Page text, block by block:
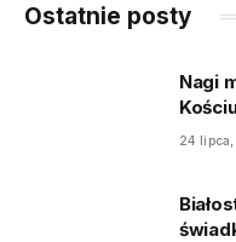
Ostatnie posty
Nagi
24